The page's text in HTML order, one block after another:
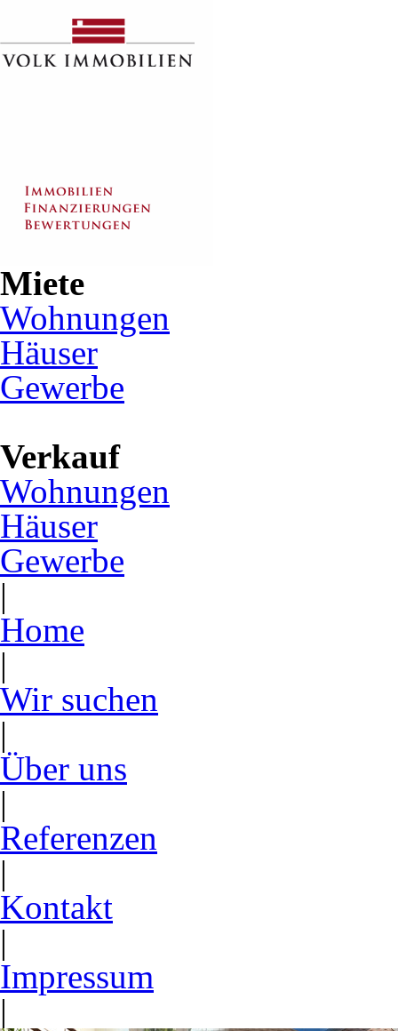
Miete
Wohnungen
Häuser
Gewerbe
Verkauf
Wohnungen
Häuser
Gewerbe
|
Home
|
Wir suchen
|
Über uns
|
Referenzen
|
Kontakt
|
Impressum
|